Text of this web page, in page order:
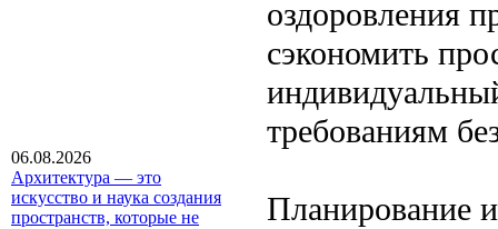
06.08.2026
Архитектура — это
искусство и наука создания
пространств, которые не
оздоровления
сэкономить
требованиям
Планирование